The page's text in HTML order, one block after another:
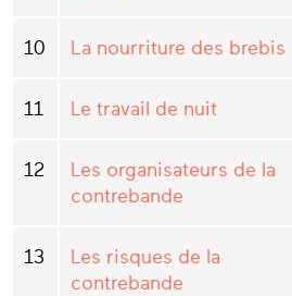
10 La nourriture des brebis
11 Le travail de nuit
12
Les organisateurs de la
contrebande
13
Les risques de la
contrebande